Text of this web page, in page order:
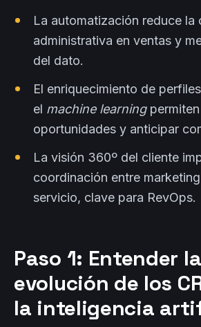
La automatización reduce la
administrativa en ventas y
del dato.
El enriquecimiento de
el machine learning
oportunidades y anticipar
La visión 360º del cliente
coordinación entre
servicio, clave para RevOps.
Paso 1: Entender la
evolución de los
la inteligencia